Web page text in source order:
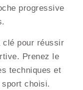
progressive
clé pour réussir
Prenez le
techniques et
sport choisi.